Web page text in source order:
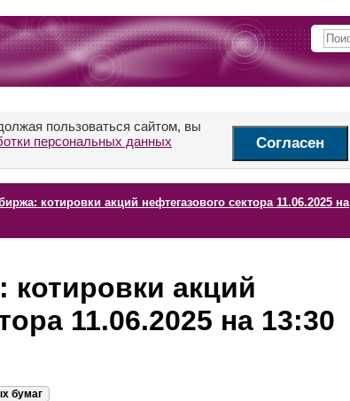
пользоваться сайтом, вы
персональных данных Согласен
котировки акций нефтегазового сектора 11.06.2025 на
акций
11.06.2025 на 13:30
бумаг